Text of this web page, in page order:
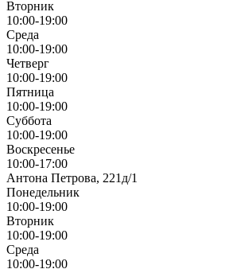
Вторник
10:00-19:00
Среда
10:00-19:00
Четверг
10:00-19:00
Пятница
10:00-19:00
Суббота
10:00-19:00
Воскресенье
10:00-17:00
Антона Петрова, 221д/1
Понедельник
10:00-19:00
Вторник
10:00-19:00
Среда
10:00-19:00